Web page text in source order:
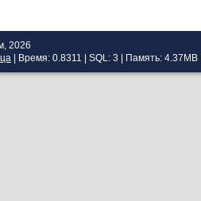
2026
| Время: 0.8311 | SQL: 3 | Память: 4.37MB